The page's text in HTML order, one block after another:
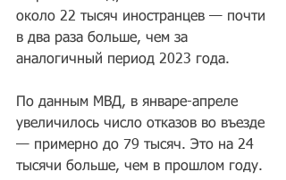
около 22 тысяч иностранцев — почти
в два раза больше, чем за
аналогичный период 2023 года.
По данным МВД, в январе-апреле
увеличилось число отказов во въезде
— примерно до 79 тысяч. Это на 24
тысячи больше, чем в прошлом году.